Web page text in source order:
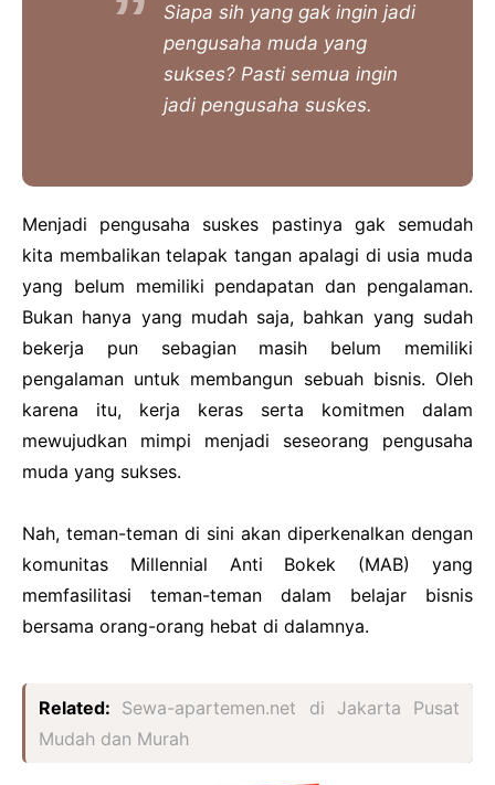
Siapa sih yang gak ingin jadi
pengusaha muda yang
sukses? Pasti semua ingin
jadi pengusaha suskes.
Menjadi pengusaha suskes pastinya gak semudah
kita membalikan telapak tangan apalagi di usia muda
yang belum memiliki pendapatan dan pengalaman.
Bukan hanya yang mudah saja, bahkan yang sudah
bekerja pun sebagian masih belum memiliki
pengalaman untuk membangun sebuah bisnis. Oleh
karena itu, kerja keras serta komitmen dalam
mewujudkan mimpi menjadi seseorang pengusaha
muda yang sukses.
Nah, teman-teman di sini akan diperkenalkan dengan
komunitas Millennial Anti Bokek (MAB) yang
memfasilitasi teman-teman dalam belajar bisnis
bersama orang-orang hebat di dalamnya.
Related: Sewa-apartemen.net di Jakarta Pusat
Mudah dan Murah